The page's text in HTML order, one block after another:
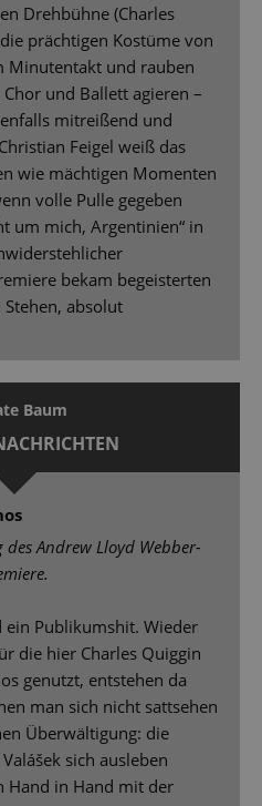
Drehbühne (Charles
prächtigen Kostüme von
Minutentakt und rauben
und Ballett agieren –
mitreißend und
Feigel weiß das
wie mächtigen Momenten
volle Pulle gegeben
um mich, Argentinien“ in
bekam begeisterten
absolut
Baum
Andrew Lloyd Webber-
Publikumshit. Wieder
die hier Charles Quiggin
genutzt, entstehen da
man sich nicht sattsehen
Überwältigung: die
sich ausleben
Hand in Hand mit der